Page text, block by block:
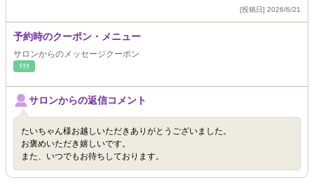
[投稿日] 2026/6/21
予約時のクーポン・メニュー
サロンからのメッセージクーポン
ﾘﾗｸ
サロンからの返信コメント
たいちゃん様お越しいただきありがとうございました。
お褒めいただき嬉しいです。
また、いつでもお待ちしております。